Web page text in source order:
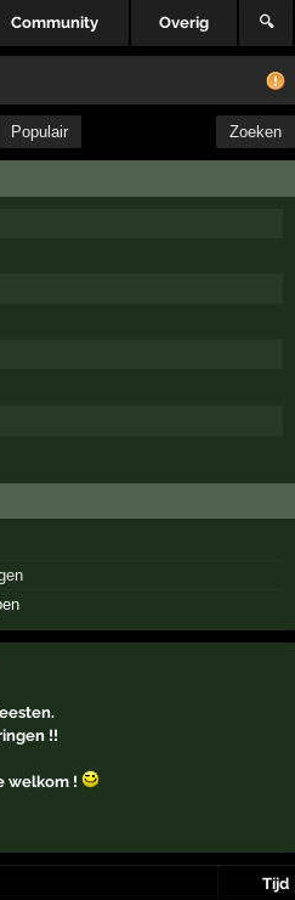
Community Overig 🔍
Populair Zoeken
!!
welkom !
Tijd